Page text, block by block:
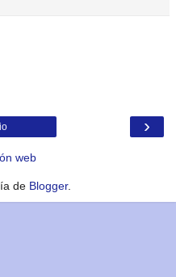
›
web
de Blogger.